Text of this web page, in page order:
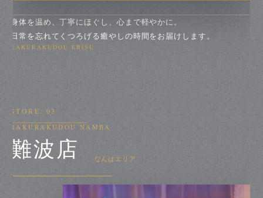
身体を温め、丁寧にほぐし、心まで軽やかに。
日常を忘れてくつろげる癒やしの時間をお届けします。
RAKURAKUDOU EBISU
STORE. 03
RAKURAKUDOU NAMBA
難波店 なんばエリア